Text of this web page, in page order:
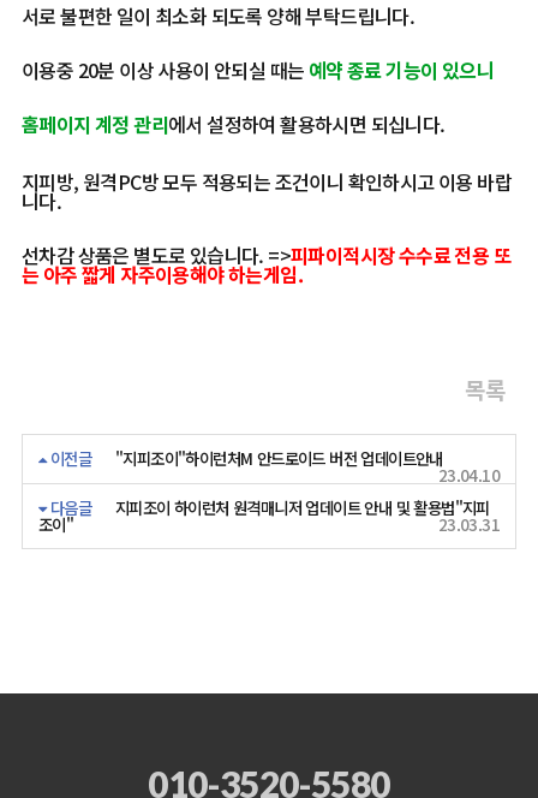
서로 불편한 일이 최소화 되도록 양해 부탁드립니다.
이용중 20분 이상 사용이 안되실 때는 예약 종료 기능이 있으니
홈페이지 계정 관리에서 설정하여 활용하시면 되십니다.
지피방, 원격PC방 모두 적용되는 조건이니 확인하시고 이용 바랍
니다.
선차감 상품은 별도로 있습니다. =>피파이적시장 수수료 전용 또
는 아주 짧게 자주이용해야 하는게임.
목록
이전글 "지피조이"하이런처M 안드로이드 버전 업데이트안내
23.04.10
다음글
지피조이 하이런처 원격매니저 업데이트 안내 및 활용법"지피
조이" 23.03.31
010-3520-5580